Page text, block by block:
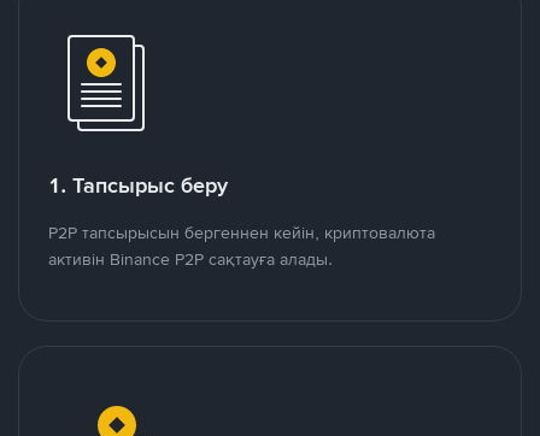
1. Тапсырыс беру
P2P тапсырысын бергеннен кейін, криптовалюта
активін Binance P2P сақтауға алады.